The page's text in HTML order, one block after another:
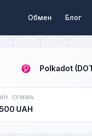
Обмен Блог
Polkadot
СУММА
UAH